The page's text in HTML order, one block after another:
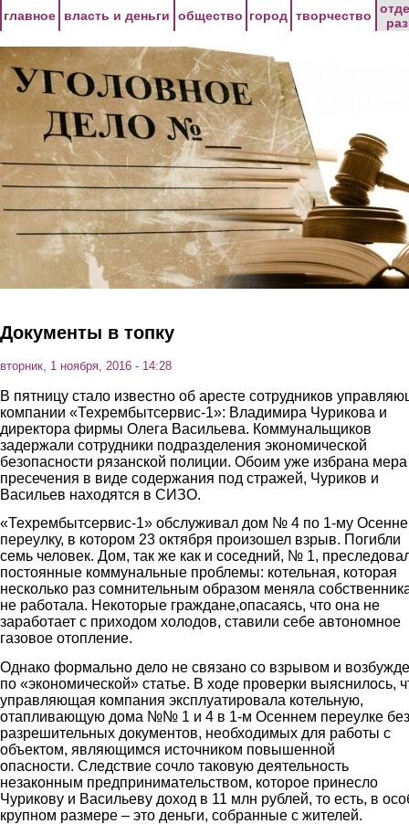
главное власть и деньги общество город творчество
Документы в топку
вторник, 1 ноября, 2016 - 14:28
В пятницу стало известно об аресте сотрудников
компании «Техрембытсервис-1»: Владимира Чурикова и
директора фирмы Олега Васильева. Коммунальщиков
задержали сотрудники подразделения экономической
безопасности рязанской полиции. Обоим уже избрана мера
пресечения в виде содержания под стражей, Чуриков и
Васильев находятся в СИЗО.
«Техрембытсервис-1» обслуживал дом № 4 по 1-му
переулку, в котором 23 октября произошел взрыв. Погибли
семь человек. Дом, так же как и соседний, № 1,
постоянные коммунальные проблемы: котельная, которая
несколько раз сомнительным образом меняла
не работала. Некоторые граждане,опасаясь, что она не
заработает с приходом холодов, ставили себе автономное
газовое отопление.
Однако формально дело не связано со взрывом и
по «экономической» статье. В ходе проверки выяснилось,
управляющая компания эксплуатировала котельную,
отапливающую дома №№ 1 и 4 в 1-м Осеннем переулке без
разрешительных документов, необходимых для работы с
объектом, являющимся источником повышенной
опасности. Следствие сочло таковую деятельность
незаконным предпринимательством, которое принесло
Чурикову и Васильеву доход в 11 млн рублей, то есть, в
крупном размере – это деньги, собранные с жителей.